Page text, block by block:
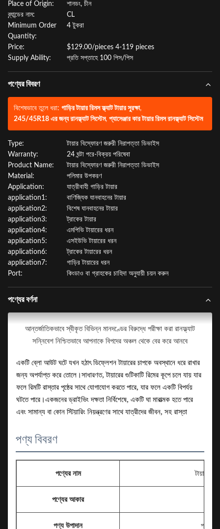
Place of Origin:
শানডং, চীন
ব্র্যান্ডের নাম:
CL
Minimum Order
Quantity:
4 টুকরা
Price:
$129.00/pieces 4-119 pieces
Supply Ability:
প্রতি সপ্তাহে 100 পিস/পিস
পণ্যের বিবরণ
বিশেষভাবে তুলে ধরা: গাড়ির টায়ার রিমস ফ্ল্যাট টায়ার সুরক্ষা,
245/45R18 এর জন্য রানফ্ল্যাট সিস্টেম, প্যাসেঞ্জার কার টায়ার রিমস রানফ্ল্যাট সিস্টেম
Type:
টায়ার বিস্ফোরণ জরুরী নিরাপত্তা ডিভাইস
Warranty:
24 ঘন্টা পরে-বিক্রয় পরিষেবা
Product Name:
টায়ার বিস্ফোরণ জরুরী নিরাপত্তা ডিভাইস
Material:
পলিমার উপকরণ
Application:
যাত্রীবাহী গাড়ির টায়ার
application1:
বাণিজ্যিক যানবাহনের টায়ার
application2:
বিশেষ যানবাহনের টায়ার
application3:
ট্রাকের টায়ার
application4:
এমপিভি টায়ারের ধরন
application5:
এসইউভি টায়ারের ধরন
application6:
ট্রাকের টায়ারের ধরন
application7:
গাড়ির টায়ারের ধরন
Port:
কিংডাও বা গ্রাহকের চাহিদা অনুযায়ী চয়ন করুন
পণ্যের বর্ণনা
আন্তর্জাতিকভাবে স্বীকৃত বিভিন্ন মানদণ্ডের বিরুদ্ধে পরীক্ষা করা রানফ্ল্যাট
সন্নিবেশ নিশ্চিতভাবে আপনাকে বিপদের অঞ্চল থেকে বের করে আনবে
একটি ব্লো আউট ঘটে যখন হঠাৎ ডিফ্লেশন টায়ারের চাপকে অবস্থানে ধরে রাখার
জন্য অপর্যাপ্ত করে তোলে।সাধারণত, টায়ারের গুটিকাটি রিমের কূপে চলে যায় যার
ফলে রিমটি রাস্তার পৃষ্ঠের সাথে যোগাযোগ করতে পারে, যার ফলে একটি বিপর্যয়
ঘটতে পারে।একজনের ড্রাইভিং দক্ষতা নির্বিশেষে, একটি ঘা মারাত্মক হতে পারে
এবং সামান্য বা কোন স্টিয়ারিং নিয়ন্ত্রণের সাথে যাত্রীদের জীবন, সহ রাস্তা
আমাদের দৃষ্টিভঙ্গি হল গাড়ি চালানোর সময় আপনার জীবন রক্ষা করা।
পণ্য বিবরণ
পণ্যের নাম টায়ার
পণ্যের আকার
পণ্য উপাদান পলিমার